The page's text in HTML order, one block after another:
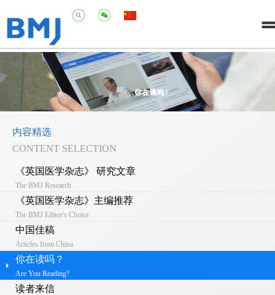
内容精选
CONTENT SELECTION
《英国医学杂志》 研究文章
The BMJ Research
《英国医学杂志》主编推荐
The BMJ Editor's Choice
中国佳稿
Articles from China
你在读吗？
Are You Reading?
读者来信